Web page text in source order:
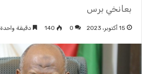
بعانخي برس
15 أكتوبر، 2023 0
140 دقيقة واحدة